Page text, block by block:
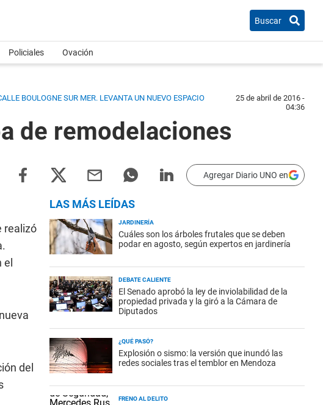
Buscar
Policiales Ovación
BOULOGNE SUR MER. LEVANTA UN NUEVO ESPACIO
25 de abril de 2016 -
04:36
de remodelaciones
Agregar Diario UNO en
realizó
del
LAS MÁS LEÍDAS
JARDINERÍA
Cuáles son los árboles frutales que se deben
podar en agosto, según expertos en jardinería
DEBATE CALIENTE
El Senado aprobó la ley de inviolabilidad de la
propiedad privada y la giró a la Cámara de
Diputados
¿QUÉ PASÓ?
Explosión o sismo: la versión que inundó las
redes sociales tras el temblor en Mendoza
FRENO AL DELITO